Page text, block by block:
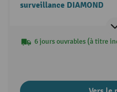
surveillance DIAMOND
6 jours ouvrables (à titre